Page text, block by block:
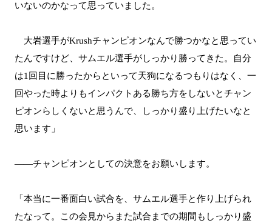
いないのかなって思っていました。
大岩選手がKrushチャンピオンなんで勝つかなと思ってい
たんですけど、サムエル選手がしっかり勝ってきた。自分
は1回目に勝ったからといって天狗になるつもりはなく、一
回やった時よりもインパクトある勝ち方をしないとチャン
ピオンらしくないと思うんで、しっかり盛り上げたいなと
思います」
――チャンピオンとしての決意をお願いします。
「本当に一番面白い試合を、サムエル選手と作り上げられ
たなって。この会見からまた試合までの期間もしっかり盛